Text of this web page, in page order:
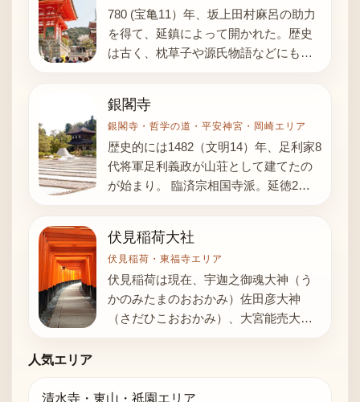
780 (宝亀11）年、坂上田村麻呂の助力
を得て、延鎮によって開かれた。歴史
は古く、枕草子や源氏物語などにも登
銀閣寺
銀閣寺・哲学の道・平安神宮・岡崎エリア
歴史的には1482（文明14）年、足利家8
代将軍足利義政が山荘として建てたの
が始まり。 臨済宗相国寺派。延徳2年
伏見稲荷大社
伏見稲荷・東福寺エリア
伏見稲荷は現在、宇迦之御魂大神（う
かのみたまのおおかみ）佐田彦大神
（さだひこおおかみ）、大宮能売大神
人気エリア
清水寺・東山・祇園エリア